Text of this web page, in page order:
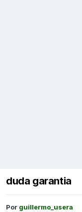
duda garantia
Por guillermo_usera